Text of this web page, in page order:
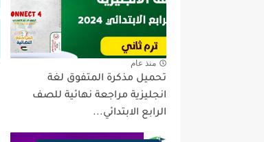
منذ عام
تحميل مذكرة المتفوق لغة
انجليزية مراجعة نهائية للصف
الرابع الابتدائي...